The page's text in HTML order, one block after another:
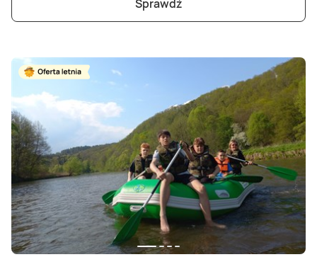
Sprawdź